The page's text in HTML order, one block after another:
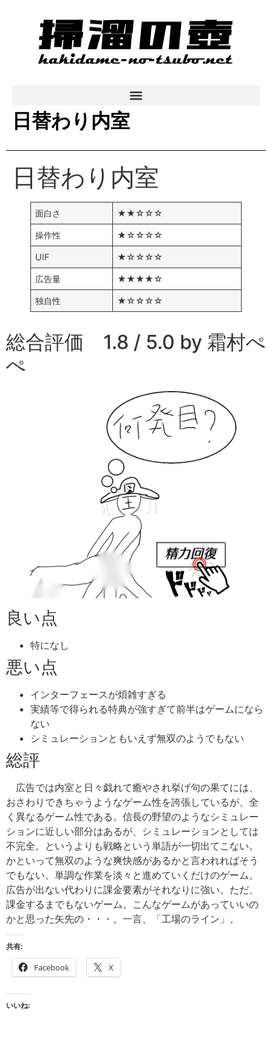
日替わり内室
日替わり内室
面白さ ★★☆☆☆
操作性 ★☆☆☆☆
UIF ★☆☆☆☆
広告量 ★★★★☆
独自性 ★☆☆☆☆
総合評価 1.8 / 5.0 by 霜村ぺ
ぺ
良い点
特になし
悪い点
インターフェースが煩雑すぎる
実績等で得られる特典が強すぎて前半はゲームになら
ない
シミュレーションともいえず無双のようでもない
総評
広告では内室と日々戯れて癒やされ挙げ句の果てには、
おさわりできちゃうようなゲーム性を誇張しているが、全
く異なるゲーム性である。信長の野望のようなシミュレー
ションに近しい部分はあるが、シミュレーションとしては
不完全。というよりも戦略という単語が一切出てこない。
かといって無双のような爽快感があるかと言われればそう
でもない。単調な作業を淡々と進めていくだけのゲーム。
広告が出ない代わりに課金要素がそれなりに強い。ただ、
課金するまでもないゲーム。こんなゲームがあっていいの
かと思った矢先の・・・。一言、「工場のライン」。
共有:
Facebook X
いいね: